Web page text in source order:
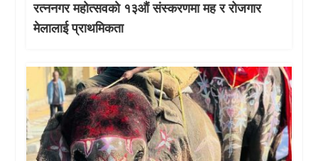
रत्ननगर महोत्सवको १३औं संस्करणमा मह र रोजगार
मेलालाई प्राथमिकता